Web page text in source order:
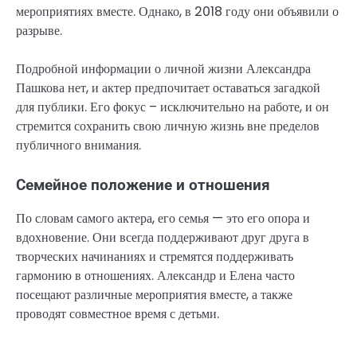
мероприятиях вместе. Однако, в 2018 году они объявили о
разрыве.
Подробной информации о личной жизни Александра
Пашкова нет, и актер предпочитает оставаться загадкой
для публики. Его фокус – исключительно на работе, и он
стремится сохранить свою личную жизнь вне пределов
публичного внимания.
Семейное положение и отношения
По словам самого актера, его семья — это его опора и
вдохновение. Они всегда поддерживают друг друга в
творческих начинаниях и стремятся поддерживать
гармонию в отношениях. Александр и Елена часто
посещают различные мероприятия вместе, а также
проводят совместное время с детьми.